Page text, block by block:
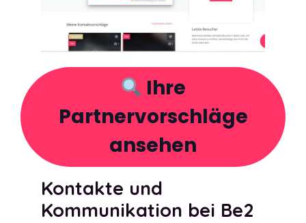
Ihre
Partnervorschläge
ansehen
Kontakte und
Kommunikation bei Be2